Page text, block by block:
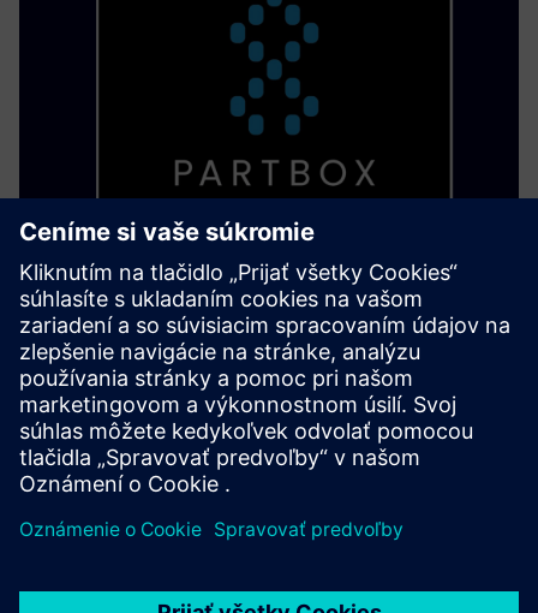
PARTBOX Eco System
Začnite decentralizovanú výrobu a vybudujte digitálny
sklad na tlač dielov tam, kde a v prípade potreby, bez straty
know-how.
Prečítajte si viac